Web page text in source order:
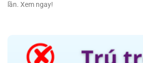
lần. Xem ngay!